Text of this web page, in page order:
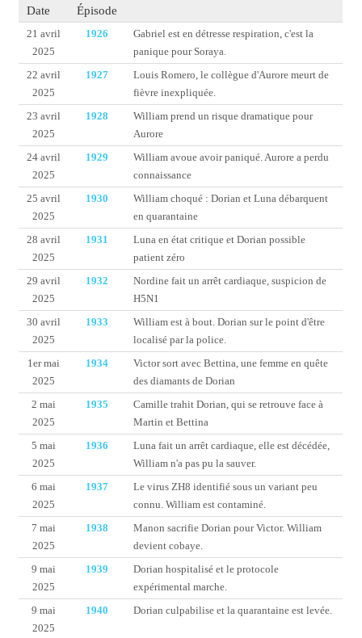
Date
Épisode
21 avril
2025
1926
Gabriel est en détresse respiration, c'est la
panique pour Soraya.
22 avril
2025
1927
Louis Romero, le collègue d'Aurore meurt de
fièvre inexpliquée.
23 avril
2025
1928
William prend un risque dramatique pour
Aurore
24 avril
2025
1929
William avoue avoir paniqué. Aurore a perdu
connaissance
25 avril
2025
1930
William choqué : Dorian et Luna débarquent
en quarantaine
28 avril
2025
1931
Luna en état critique et Dorian possible
patient zéro
29 avril
2025
1932
Nordine fait un arrêt cardiaque, suspicion de
H5N1
30 avril
2025
1933
William est à bout. Dorian sur le point d'être
localisé par la police.
1er mai
2025
1934
Victor sort avec Bettina, une femme en quête
des diamants de Dorian
2 mai
2025
1935
Camille trahit Dorian, qui se retrouve face à
Martin et Bettina
5 mai
2025
1936
Luna fait un arrêt cardiaque, elle est décédée,
William n'a pas pu la sauver.
6 mai
2025
1937
Le virus ZH8 identifié sous un variant peu
connu. William est contaminé.
7 mai
2025
1938
Manon sacrifie Dorian pour Victor. William
devient cobaye.
9 mai
2025
1939
Dorian hospitalisé et le protocole
expérimental marche.
9 mai
2025
1940 Dorian culpabilise et la quarantaine est levée.